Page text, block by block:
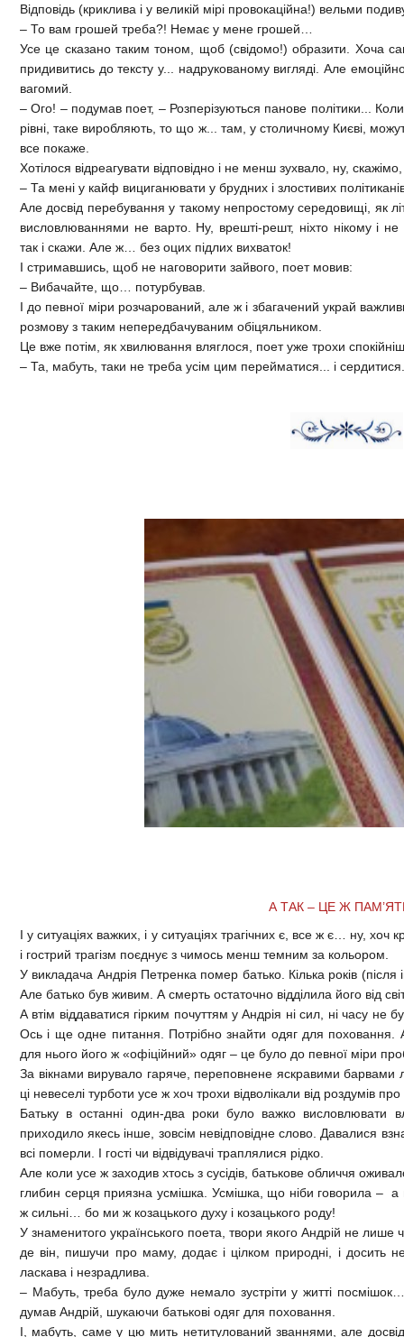
Відповідь (криклива і у великій мірі провокаційна!) вельми
– То вам грошей треба?! Немає у мене грошей…
Усе це сказано таким тоном, щоб (свідомо!) образити. Хоча
придивитись до тексту у... надрукованому вигляді. Але
вагомий.
– Ого! – подумав поет, – Розперізуються панове політики...
рівні, таке виробляють, то що ж... там, у столичному Києві,
все покаже.
Хотілося відреагувати відповідно і не менш зухвало, ну, скажімо,
– Та мені у кайф вициганювати у брудних і злостивих
Але досвід перебування у такому непростому середовищі, як
висловлюваннями не варто. Ну, врешті-решт, ніхто нікому і
так і скажи. Але ж… без оцих підлих вихваток!
І стримавшись, щоб не наговорити зайвого, поет мовив:
– Вибачайте, що… потурбував.
І до певної міри розчарований, але ж і збагачений украй
розмову з таким непередбачуваним обіцяльником.
Це вже потім, як хвилювання вляглося, поет уже трохи
– Та, мабуть, таки не треба усім цим перейматися... і
А ТАК – ЦЕ Ж
І у ситуаціях важких, і у ситуаціях трагічних є, все ж є… ну, хоч
і гострий трагізм поєднує з чимось менш темним за кольором.
У викладача Андрія Петренка помер батько. Кілька років
Але батько був живим. А смерть остаточно відділила його від
А втім віддаватися гірким почуттям у Андрія ні сил, ні часу не
Ось і ще одне питання. Потрібно знайти одяг для поховання.
для нього його ж «офіційний» одяг – це було до певної міри
За вікнами вирувало гаряче, переповнене яскравими барвами
ці невеселі турботи усе ж хоч трохи відволікали від роздумів
Батьку в останні один-два роки було важко висловлювати
приходило якесь інше, зовсім невідповідне слово. Давалися
всі померли. І гості чи відвідувачі траплялися рідко.
Але коли усе ж заходив хтось з сусідів, батькове обличчя
глибин серця приязна усмішка. Усмішка, що ніби
ж сильні… бо ми ж козацького духу і козацького роду!
У знаменитого українського поета, твори якого Андрій не лише
де він, пишучи про маму, додає і цілком природні, і досить
ласкава і незрадлива.
– Мабуть, треба було дуже немало зустріти у житті
думав Андрій, шукаючи батькові одяг для поховання.
І, мабуть, саме у цю мить нетитулований званнями, але